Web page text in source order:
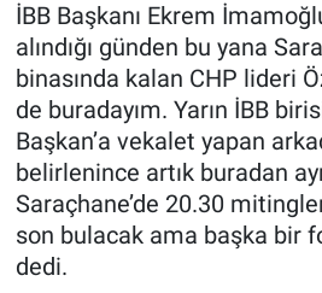
İBB Başkanı Ekrem
alındığı günden bu yana
binasında kalan CHP lideri
de buradayım. Yarın İBB
Başkan’a vekalet yapan
belirlenince artık buradan
Saraçhane’de 20.30
son bulacak ama başka bir
dedi.
Dünya
Ege Saati
Ege'den Esintiler
Eğitim
Eğlence
Spor
Yayın Akışı
İletişim
Son Dakika Haberleri
Haber Arşivi